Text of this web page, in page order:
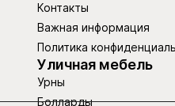
Контакты
Важная информация
Политика
Уличная мебель
Урны
Болларды